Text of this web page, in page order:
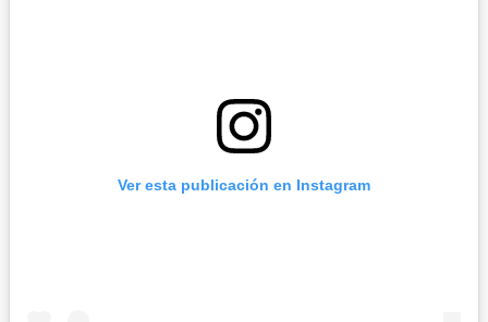
Ver esta publicación en Instagram